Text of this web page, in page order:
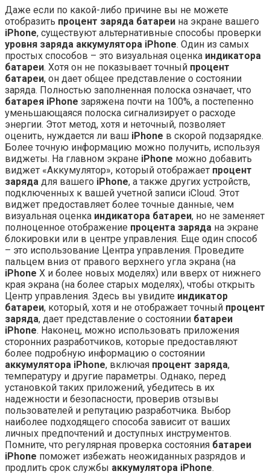
Даже если по какой-либо причине вы не можете
отобразить процент заряда батареи на экране вашего
iPhone, существуют альтернативные способы проверки
уровня заряда аккумулятора iPhone. Один из самых
простых способов – это визуальная оценка индикатора
батареи. Хотя он не показывает точный процент
батареи, он дает общее представление о состоянии
заряда. Полностью заполненная полоска означает, что
батарея iPhone заряжена почти на 100%, а постепенно
уменьшающаяся полоска сигнализирует о расходе
энергии. Этот метод, хотя и неточный, позволяет
оценить, нуждается ли ваш iPhone в скорой подзарядке.
Более точную информацию можно получить, используя
виджеты. На главном экране iPhone можно добавить
виджет «Аккумулятор», который отображает процент
заряда для вашего iPhone, а также других устройств,
подключенных к вашей учетной записи iCloud. Этот
виджет предоставляет более точные данные, чем
визуальная оценка индикатора батареи, но не заменяет
полноценное отображение процента заряда на экране
блокировки или в центре управления. Еще один способ
– это использование Центра управления. Проведите
пальцем вниз от правого верхнего угла экрана (на
iPhone X и более новых моделях) или вверх от нижнего
края экрана (на более старых моделях), чтобы открыть
Центр управления. Здесь вы увидите индикатор
батареи, который, хотя и не отображает точный процент
заряда, дает представление о состоянии батареи
iPhone. Наконец, можно использовать приложения
сторонних разработчиков, которые предоставляют
более подробную информацию о состоянии
аккумулятора iPhone, включая процент заряда,
температуру и другие параметры. Однако, перед
установкой таких приложений, убедитесь в их
надежности и безопасности, проверив отзывы
пользователей и репутацию разработчика. Выбор
наиболее подходящего способа зависит от ваших
личных предпочтений и доступных инструментов.
Помните, что регулярная проверка состояния батареи
iPhone поможет избежать неожиданных разрядов и
продлить срок службы аккумулятора iPhone.